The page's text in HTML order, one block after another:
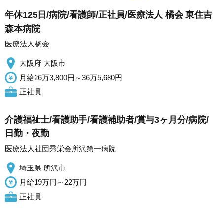
年休125日/病院/看護師/正社員/医療法人 橘会 東住吉
森本病院
医療法人橘会
大阪府 大阪市
月給26万3,800円～36万5,680円
正社員
介護福祉士/看護助手/看護補助者/賞与3ヶ月分/病院/
日勤・夜勤
医療法人社団秀栄会所沢第一病院
埼玉県 所沢市
月給19万円～22万円
正社員